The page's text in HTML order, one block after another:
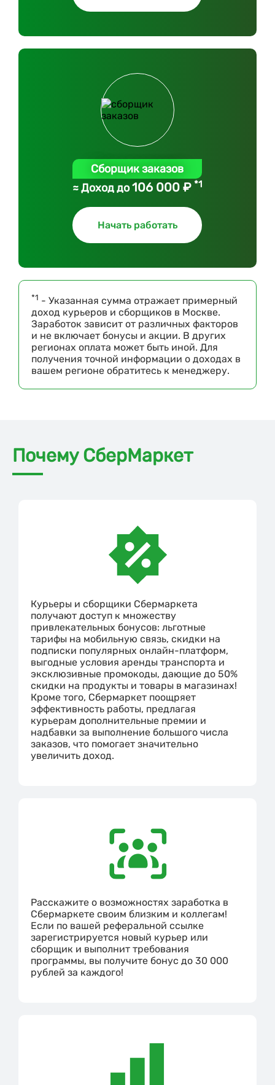
Сборщик заказов
≈ Доход до106 000 ₽ *1
Начать работать
*1 - Указанная сумма отражает примерный
доход курьеров и сборщиков в Москве.
Заработок зависит от различных факторов
и не включает бонусы и акции. В других
регионах оплата может быть иной. Для
получения точной информации о доходах в
вашем регионе обратитесь к менеджеру.
Почему СберМаркет
Курьеры и сборщики Сбермаркета
получают доступ к множеству
привлекательных бонусов: льготные
тарифы на мобильную связь, скидки на
подписки популярных онлайн-платформ,
выгодные условия аренды транспорта и
эксклюзивные промокоды, дающие до 50%
скидки на продукты и товары в магазинах!
Кроме того, Сбермаркет поощряет
эффективность работы, предлагая
курьерам дополнительные премии и
надбавки за выполнение большого числа
заказов, что помогает значительно
увеличить доход.
Расскажите о возможностях заработка в
Сбермаркете своим близким и коллегам!
Если по вашей реферальной ссылке
зарегистрируется новый курьер или
сборщик и выполнит требования
программы, вы получите бонус до 30 000
рублей за каждого!